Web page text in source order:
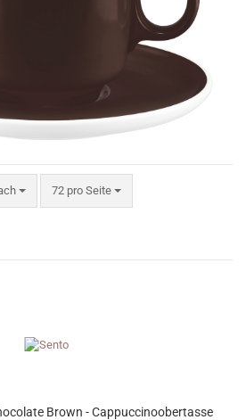
72 pro Seite
pro Seite
Brown - Cappuccinoobertasse